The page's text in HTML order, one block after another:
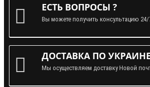
ЕСТЬ ВОПРОСЫ ?
Вы можете получить консультацию 24/
ДОСТАВКА ПО УКРАИНЕ
Мы осуществляем доставку Новой